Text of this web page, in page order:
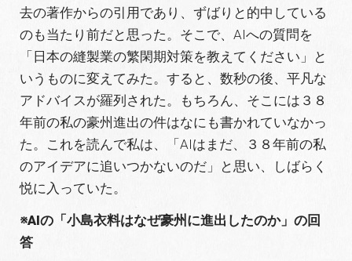
去の著作からの引用であり、ずばりと的中している
のも当たり前だと思った。そこで、AIへの質問を
「日本の縫製業の繁閑期対策を教えてください」と
いうものに変えてみた。すると、数秒の後、平凡な
アドバイスが羅列された。もちろん、そこには３８
年前の私の豪州進出の件はなにも書かれていなかっ
た。これを読んで私は、「AIはまだ、３８年前の私
のアイデアに追いつかないのだ」と思い、しばらく
悦に入っていた。
※AIの「小島衣料はなぜ豪州に進出したのか」の回
答